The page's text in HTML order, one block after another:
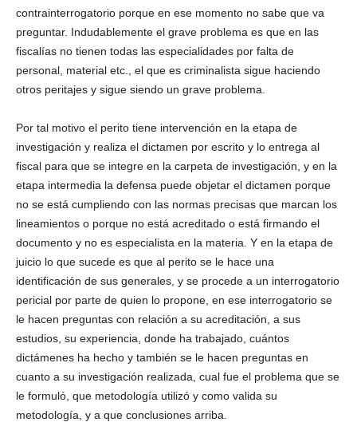
contrainterrogatorio porque en ese momento no sabe que va
preguntar. Indudablemente el grave problema es que en las
fiscalías no tienen todas las especialidades por falta de
personal, material etc., el que es criminalista sigue haciendo
otros peritajes y sigue siendo un grave problema.
Por tal motivo el perito tiene intervención en la etapa de
investigación y realiza el dictamen por escrito y lo entrega al
fiscal para que se integre en la carpeta de investigación, y en la
etapa intermedia la defensa puede objetar el dictamen porque
no se está cumpliendo con las normas precisas que marcan los
lineamientos o porque no está acreditado o está firmando el
documento y no es especialista en la materia. Y en la etapa de
juicio lo que sucede es que al perito se le hace una
identificación de sus generales, y se procede a un interrogatorio
pericial por parte de quien lo propone, en ese interrogatorio se
le hacen preguntas con relación a su acreditación, a sus
estudios, su experiencia, donde ha trabajado, cuántos
dictámenes ha hecho y también se le hacen preguntas en
cuanto a su investigación realizada, cual fue el problema que se
le formuló, que metodología utilizó y como valida su
metodología, y a que conclusiones arriba.